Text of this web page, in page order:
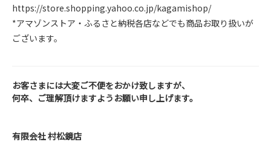
https://store.shopping.yahoo.co.jp/kagamishop/
*アマゾンストア・ふるさと納税各店などでも商品お取り扱いが
ございます。
お客さまには大変ご不便をおかけ致しますが、
何卒、ご理解頂けますようお願い申し上げます。
有限会社 村松鏡店